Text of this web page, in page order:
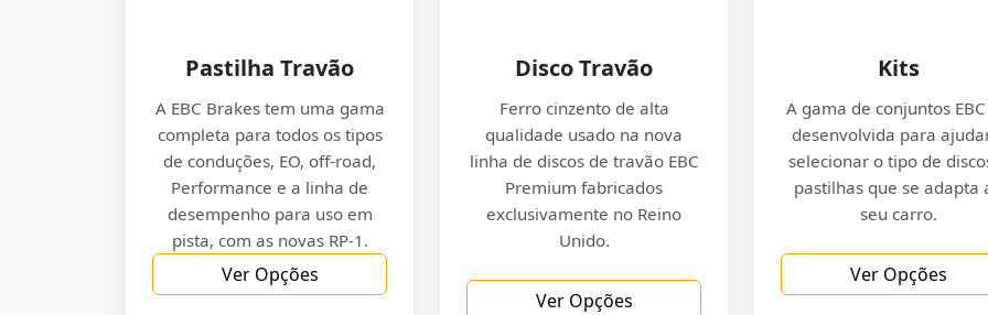
Pastilha Travão
A EBC Brakes tem uma gama
completa para todos os tipos
de conduções, EO, off-road,
Performance e a linha de
desempenho para uso em
pista, com as novas RP-1.
Ver Opções
Disco Travão
Ferro cinzento de alta
qualidade usado na nova
linha de discos de travão EBC
Premium fabricados
exclusivamente no Reino
Unido.
Ver Opções
Kits
A gama de conjuntos
desenvolvida para
selecionar o tipo de
pastilhas que se adapta
seu carro.
Ver Opções